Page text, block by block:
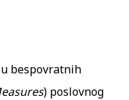
bespovratnih
) poslovnog